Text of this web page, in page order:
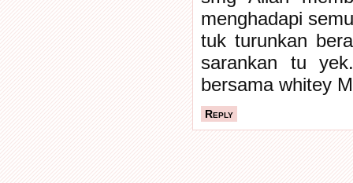
menghadapi
tuk turunkan
sarankan tu
bersama whitey
Reply